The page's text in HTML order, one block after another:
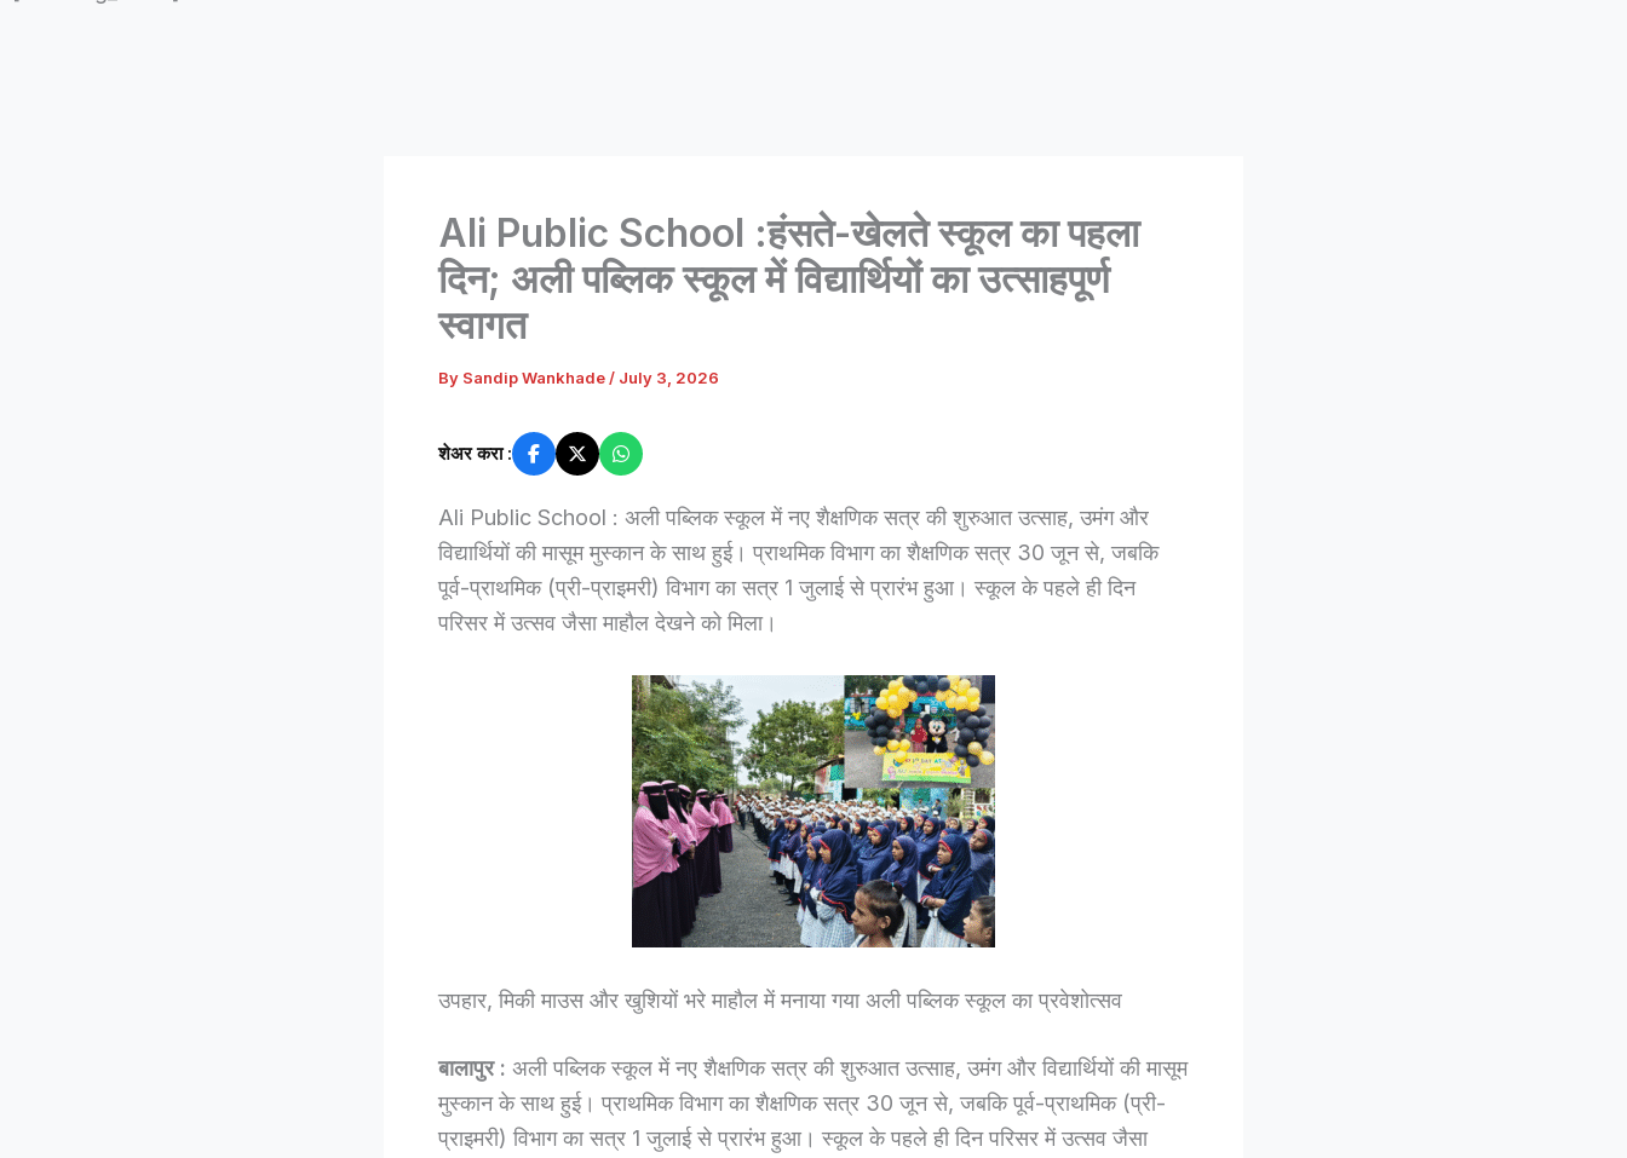
Ali Public School :हंसते-खेलते स्कूल का पहला
दिन; अली पब्लिक स्कूल में विद्यार्थियों का उत्साहपूर्ण
स्वागत
By Sandip Wankhade / July 3, 2026
शेअर करा :
Ali Public School : अली पब्लिक स्कूल में नए शैक्षणिक सत्र की शुरुआत उत्साह, उमंग और
विद्यार्थियों की मासूम मुस्कान के साथ हुई। प्राथमिक विभाग का शैक्षणिक सत्र 30 जून से, जबकि
पूर्व-प्राथमिक (प्री-प्राइमरी) विभाग का सत्र 1 जुलाई से प्रारंभ हुआ। स्कूल के पहले ही दिन
परिसर में उत्सव जैसा माहौल देखने को मिला।
उपहार, मिकी माउस और खुशियों भरे माहौल में मनाया गया अली पब्लिक स्कूल का प्रवेशोत्सव
बालापुर : अली पब्लिक स्कूल में नए शैक्षणिक सत्र की शुरुआत उत्साह, उमंग और विद्यार्थियों की मासूम
मुस्कान के साथ हुई। प्राथमिक विभाग का शैक्षणिक सत्र 30 जून से, जबकि पूर्व-प्राथमिक (प्री-
प्राइमरी) विभाग का सत्र 1 जुलाई से प्रारंभ हुआ। स्कूल के पहले ही दिन परिसर में उत्सव जैसा